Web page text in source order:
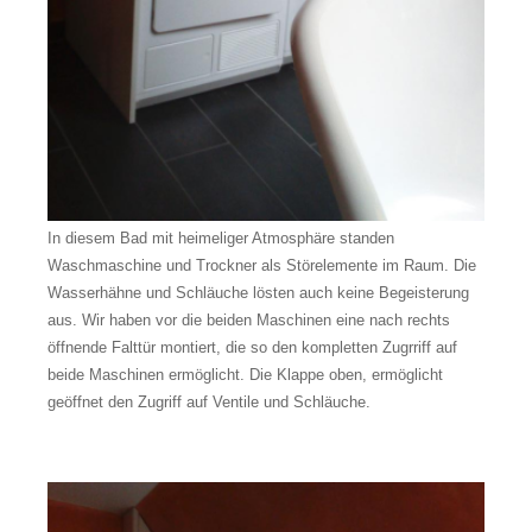
In diesem Bad mit heimeliger Atmosphäre standen
Waschmaschine und Trockner als Störelemente im Raum. Die
Wasserhähne und Schläuche lösten auch keine Begeisterung
aus. Wir haben vor die beiden Maschinen eine nach rechts
öffnende Falttür montiert, die so den kompletten Zugrriff auf
beide Maschinen ermöglicht. Die Klappe oben, ermöglicht
geöffnet den Zugriff auf Ventile und Schläuche.